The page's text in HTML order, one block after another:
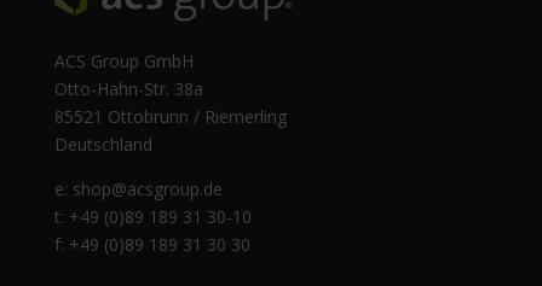
ACS Group GmbH
Otto-Hahn-Str. 38a
85521 Ottobrunn / Riemerling
Deutschland
e: shop@acsgroup.de
t: +49 (0)89 189 31 30-10
f: +49 (0)89 189 31 30 30